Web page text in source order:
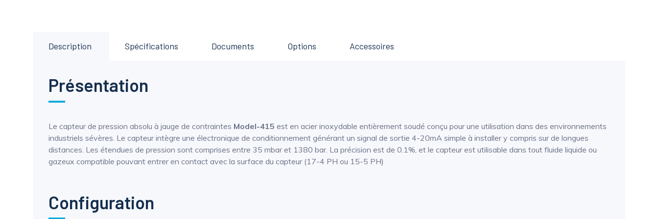
Description Spécifications Documents Options Accessoires
Présentation
Le capteur de pression absolu à jauge de contraintes Model-415 est en acier inoxydable entièrement soudé conçu pour une utilisation dans des environnements
industriels sévères. Le capteur intègre une électronique de conditionnement générant un signal de sortie 4-20mA simple à installer y compris sur de longues
distances. Les étendues de pression sont comprises entre 35 mbar et 1380 bar. La précision est de 0.1%, et le capteur est utilisable dans tout fluide liquide ou
gazeux compatible pouvant entrer en contact avec la surface du capteur (17-4 PH ou 15-5 PH)
Configuration